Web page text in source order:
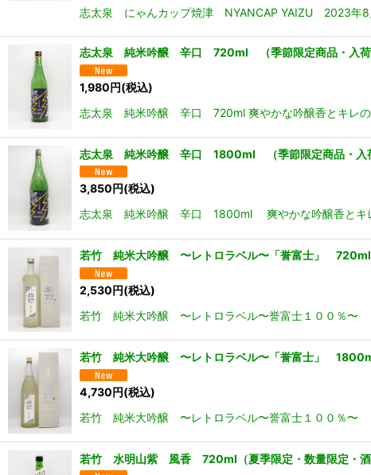
志太泉 にゃんカップ焼津 NYANCAP YAIZU 2023年8
志太泉 純米吟醸 辛口 720ml （季節限定商品・入荷
1,980円(税込)
志太泉 純米吟醸 辛口 720ml 爽やかな吟醸香とキレの
志太泉 純米吟醸 辛口 1800ml （季節限定商品・入荷
3,850円(税込)
志太泉 純米吟醸 辛口 1800ml 爽やかな吟醸香とキレ
若竹 純米大吟醸 〜レトロラベル〜「誉富士」 720ml
2,530円(税込)
若竹 純米大吟醸 〜レトロラベル〜誉富士１００％〜
若竹 純米大吟醸 〜レトロラベル〜「誉富士」 1800ml
4,730円(税込)
若竹 純米大吟醸 〜レトロラベル〜誉富士１００％〜
若竹 水明山紫 風香 720ml（夏季限定・数量限定・酒